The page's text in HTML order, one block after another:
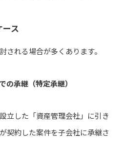
ス
される場合が多くあります。
承継（特定承継）
立した「資産管理会社」に引き
契約した案件を子会社に承継さ